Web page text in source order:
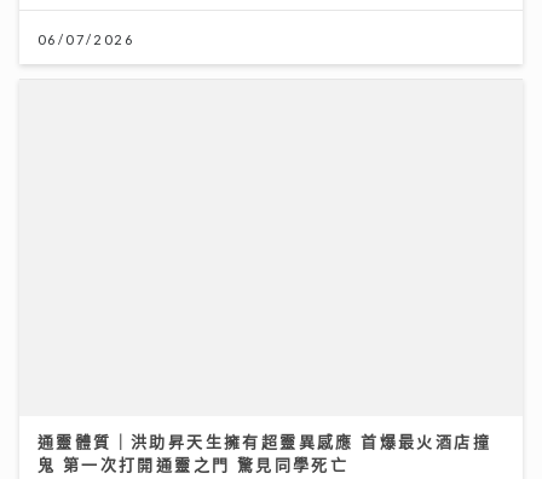
06/07/2026
通靈體質｜洪助昇天生擁有超靈異感應 首爆最火酒店撞
鬼 第一次打開通靈之門 驚見同學死亡